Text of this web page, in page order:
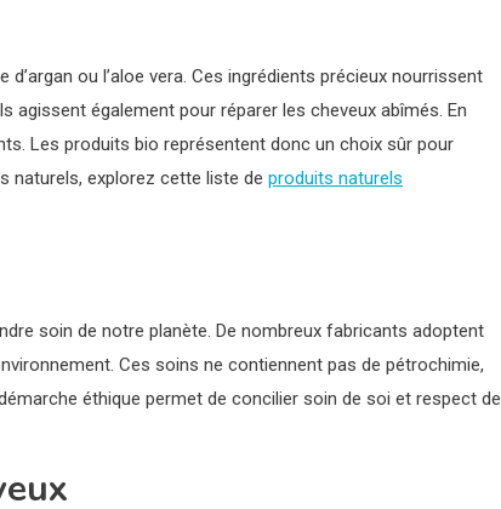
ou l’aloe vera. Ces ingrédients précieux nourrissent
agissent également pour réparer les cheveux abîmés. En
Les produits bio représentent donc un choix sûr pour
naturels, explorez cette liste de produits naturels
soin de notre planète. De nombreux fabricants adoptent
Ces soins ne contiennent pas de pétrochimie,
éthique permet de concilier soin de soi et respect de